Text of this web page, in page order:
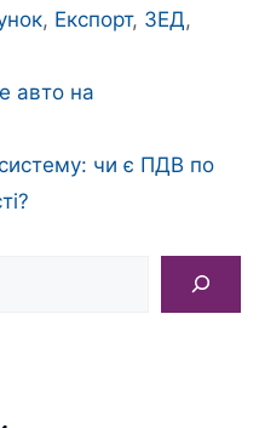
, Експорт, ЗЕД,
авто на
чи є ПДВ по